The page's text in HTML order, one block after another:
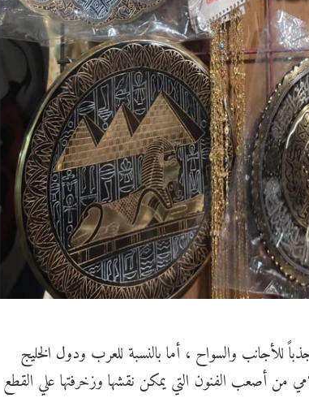
للأجانب والسواح ، أما بالنسبة للعرب ودول الخليج
من أصعب الفنون التي يمكن نقشها وزخرفتها علي القطع